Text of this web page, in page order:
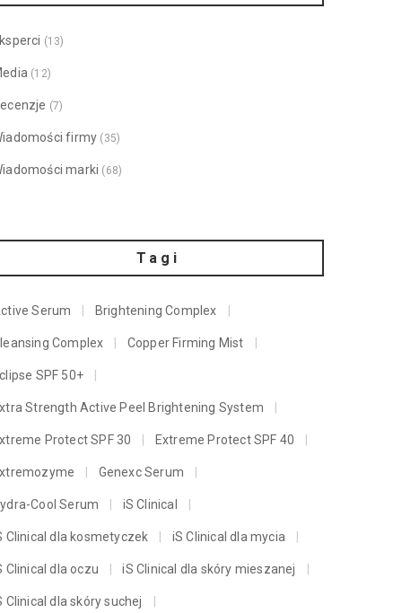
(13)
(12)
(7)
firmy (35)
marki (68)
Tagi
Serum Brightening Complex
Complex Copper Firming Mist
SPF 50+
Strength Active Peel Brightening System
Protect SPF 30 Extreme Protect SPF 40
Genexc Serum
Cool Serum iS Clinical
Clinical dla kosmetyczek iS Clinical dla mycia
Clinical dla oczu iS Clinical dla skóry mieszanej
Clinical dla skóry suchej